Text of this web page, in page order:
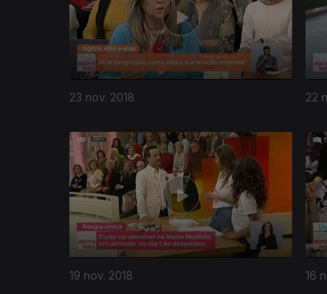
23 nov. 2018 22
19 nov. 2018 16